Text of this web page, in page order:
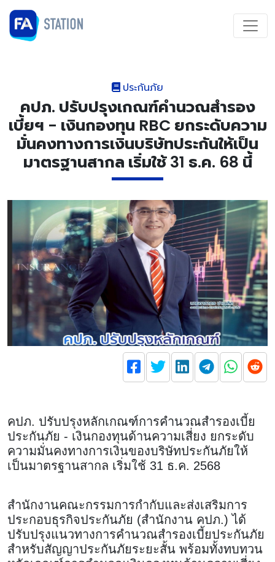
ประกันภัย
คปภ. ปรับปรุงเกณฑ์คำนวณสำรอง
เบี้ยฯ - เงินกองทุน RBC ยกระดับความ
มั่นคงทางการเงินบริษัทประกันให้เป็น
มาตรฐานสากล เริ่มใช้ 31 ธ.ค. 68 นี้
คปภ. ปรับปรุงหลักเกณฑ์การคำนวณสำรองเบี้ย
ประกันภัย - เงินกองทุนด้านความเสี่ยง ยกระดับ
ความมั่นคงทางการเงินของบริษัทประกันภัยให้
เป็นมาตรฐานสากล เริ่มใช้ 31 ธ.ค. 2568
สำนักงานคณะกรรมการกำกับและส่งเสริมการ
ประกอบธุรกิจประกันภัย (สำนักงาน คปภ.) ได้
ปรับปรุงแนวทางการคำนวณสำรองเบี้ยประกันภัย
สำหรับสัญญาประกันภัยระยะสั้น พร้อมทั้งทบทวน